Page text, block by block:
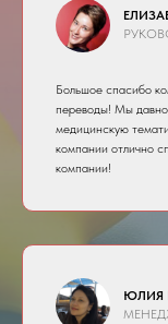
Большое спасибо
переводы! Мы давно
медицинскую
компании отлично
компании!
ЮЛИЯ